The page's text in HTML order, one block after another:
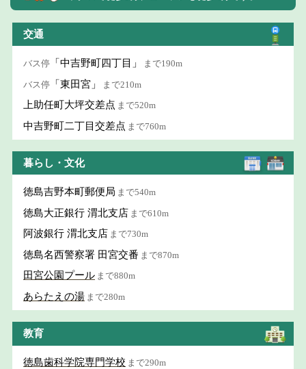
交通
バス停 「中吉野町四丁目」 まで190m
バス停 「東田宮」 まで210m
上助任町大坪交差点 まで520m
中吉野町二丁目交差点 まで760m
暮らし・文化
徳島吉野本町郵便局 まで540m
徳島大正銀行 渭北支店 まで610m
阿波銀行 渭北支店 まで730m
徳島名西警察署 田宮交番 まで870m
田宮公園プール まで880m
あらたえの湯 まで280m
教育
徳島歯科学院専門学校 まで290m